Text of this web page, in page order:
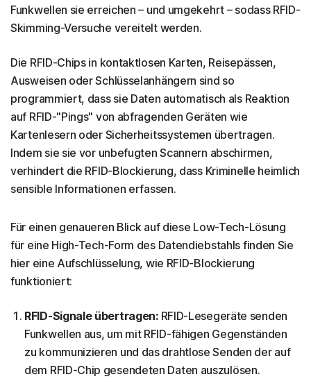
Funkwellen sie erreichen – und umgekehrt – sodass RFID-
Skimming-Versuche vereitelt werden.
Die RFID-Chips in kontaktlosen Karten, Reisepässen,
Ausweisen oder Schlüsselanhängern sind so
programmiert, dass sie Daten automatisch als Reaktion
auf RFID-"Pings" von abfragenden Geräten wie
Kartenlesern oder Sicherheitssystemen übertragen.
Indem sie sie vor unbefugten Scannern abschirmen,
verhindert die RFID-Blockierung, dass Kriminelle heimlich
sensible Informationen erfassen.
Für einen genaueren Blick auf diese Low-Tech-Lösung
für eine High-Tech-Form des Datendiebstahls finden Sie
hier eine Aufschlüsselung, wie RFID-Blockierung
funktioniert:
RFID-Signale übertragen:RFID-Lesegeräte senden
Funkwellen aus, um mit RFID-fähigen Gegenständen
zu kommunizieren und das drahtlose Senden der auf
dem RFID-Chip gesendeten Daten auszulösen.